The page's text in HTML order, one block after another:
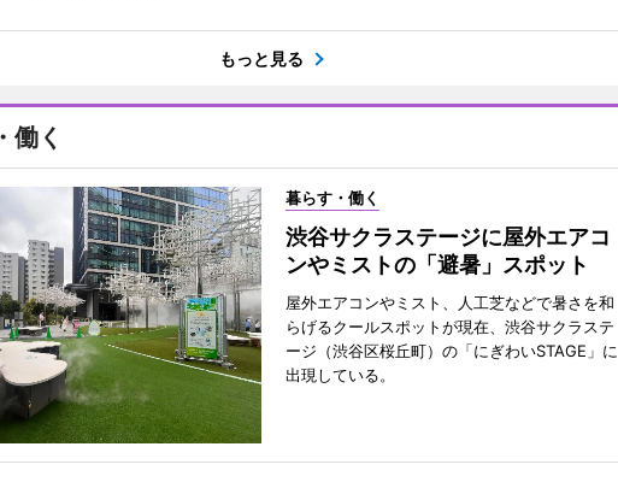
もっと見る
働く
暮らす・働く
渋谷サクラステージに屋外エアコ
ンやミストの「避暑」スポット
屋外エアコンやミスト、人工芝などで暑さを和
らげるクールスポットが現在、渋谷サクラステ
ージ（渋谷区桜丘町）の「にぎわいSTAGE」に
出現している。